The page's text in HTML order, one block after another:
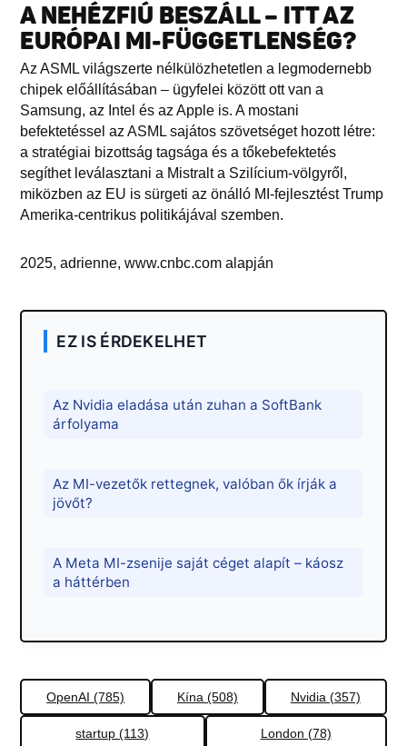
A NEHÉZFIÚ BESZÁLL – ITT AZ
EURÓPAI MI-FÜGGETLENSÉG?
Az ASML világszerte nélkülözhetetlen a legmodernebb
chipek előállításában – ügyfelei között ott van a
Samsung, az Intel és az Apple is. A mostani
befektetéssel az ASML sajátos szövetséget hozott létre:
a stratégiai bizottság tagsága és a tőkebefektetés
segíthet leválasztani a Mistralt a Szilícium-völgyről,
miközben az EU is sürgeti az önálló MI-fejlesztést Trump
Amerika-centrikus politikájával szemben.
2025, adrienne, www.cnbc.com alapján
EZ IS ÉRDEKELHET
Az Nvidia eladása után zuhan a SoftBank
árfolyama
Az MI-vezetők rettegnek, valóban ők írják a
jövőt?
A Meta MI-zsenije saját céget alapít – káosz
a háttérben
OpenAI (785) Kína (508) Nvidia (357)
startup (113) London (78)